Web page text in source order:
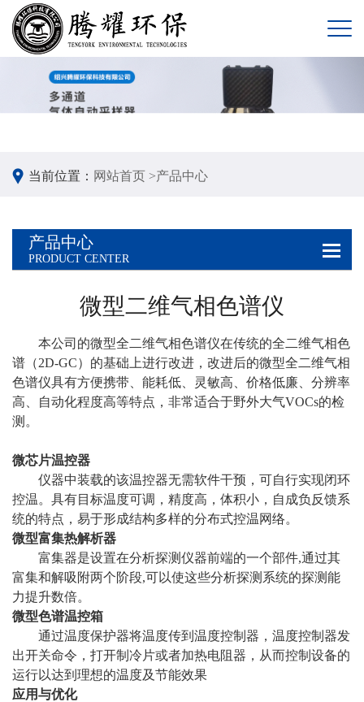
当前位置： 网站首页 >产品中心
产品中心
PRODUCT CENTER
微型二维气相色谱仪
本公司的微型全二维气相色谱仪在传统的全二维气相色
谱（2D-GC）的基础上进行改进，改进后的微型全二维气相
色谱仪具有方便携带、能耗低、灵敏高、价格低廉、分辨率
高、自动化程度高等特点，非常适合于野外大气VOCs的检
测。
微芯片温控器
仪器中装载的该温控器无需软件干预，可自行实现闭环
控温。具有目标温度可调，精度高，体积小，自成负反馈系
统的特点，易于形成结构多样的分布式控温网络。
微型富集热解析器
富集器是设置在分析探测仪器前端的一个部件,通过其
富集和解吸附两个阶段,可以使这些分析探测系统的探测能
力提升数倍。
微型色谱温控箱
通过温度保护器将温度传到温度控制器，温度控制器发
出开关命令，打开制冷片或者加热电阻器，从而控制设备的
运行以达到理想的温度及节能效果
应用与优化